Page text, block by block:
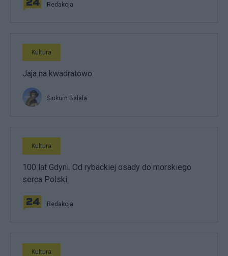
Redakcja
Kultura
Jaja na kwadratowo
Siukum Balala
Kultura
100 lat Gdyni. Od rybackiej osady do morskiego
serca Polski
Redakcja
Kultura